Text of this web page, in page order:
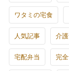
ワタミの宅食
人気記事 介
宅配弁当 完